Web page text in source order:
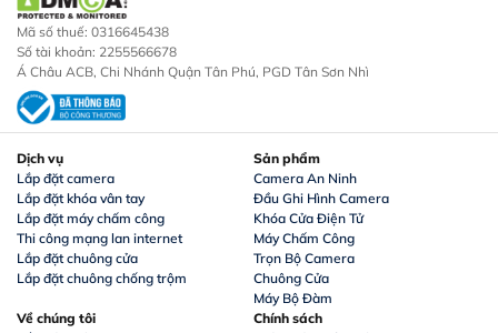
Về chúng tôi
Dịch vụ
Lắp đặt camera
Lắp đặt khóa vân tay
Lắp đặt máy chấm công
Thi công mạng lan internet
Lắp đặt chuông cửa
Lắp đặt chuông chống trộm
Sản phẩm
Camera An Ninh
Đầu Ghi Hình Camera
Khóa Cửa Điện Tử
Máy Chấm Công
Trọn Bộ Camera
Chuông Cửa
Máy Bộ Đàm
Chính sách
Mã số thuế: 0316645438
Số tài khoản: 2255566678
Á Châu ACB, Chi Nhánh Quận Tân Phú, PGD Tân Sơn Nhì